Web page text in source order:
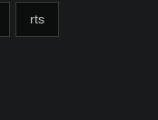
rts